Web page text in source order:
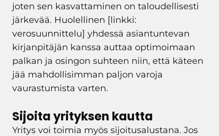
joten sen kasvattaminen on taloudellisesti
järkevää. Huolellinen [linkki:
verosuunnittelu] yhdessä asiantuntevan
kirjanpitäjän kanssa auttaa optimoimaan
palkan ja osingon suhteen niin, että käteen
jää mahdollisimman paljon varoja
vaurastumista varten.
Sijoita yrityksen kautta
Yritys voi toimia myös sijoitusalustana. Jos